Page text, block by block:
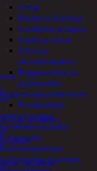
Harjat
Kuokat ja haravat
Lumikolat ja lapiot
Saavit ja astiat
Sahat ja
puutarhasakset
Reppuruiskut ja
painepullot
ja koristeet
Postilaatikot
ja lamput
ja lamput
ja tarvikkeet
vahat
tarvikkeet